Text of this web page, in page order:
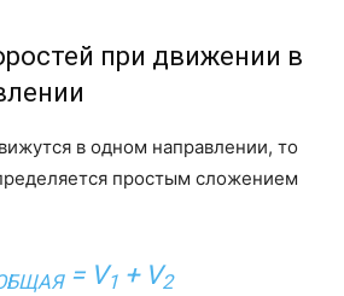
при движении в
в одном направлении, то
простым сложением
= V1+ V2